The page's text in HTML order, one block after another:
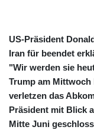
US-Präsident
Iran für beendet
"Wir werden sie
Trump am Mittwoch
verletzen das
Präsident mit Blick
Mitte Juni